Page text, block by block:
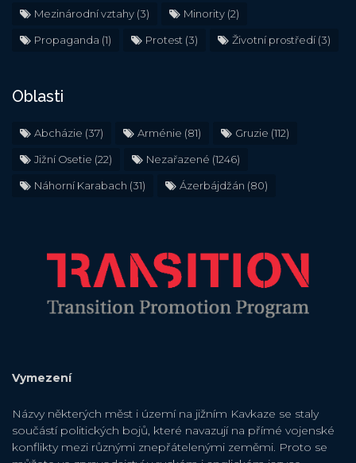
Mezinárodní vztahy (3) Minority (2)
Propaganda (1) Protest (3) Životní prostředí(3)
Oblasti
Abcházie (37) Arménie (81) Gruzie (112)
Jižní Osetie (22) Nezařazené (1246)
Náhorní Karabach (31) Ázerbájdžán (80)
Vymezení
Názvy některých měst i území na jižním Kavkaze se staly
součástí politických bojů, které navazují na přímé vojenské
konflikty mezi různými znepřátelenými zeměmi. Proto se